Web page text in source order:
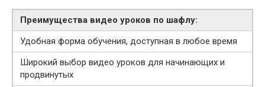
Преимущества видео уроков по шафлу:
Удобная форма обучения, доступная в любое время
Широкий выбор видео уроков для начинающих и
продвинутых